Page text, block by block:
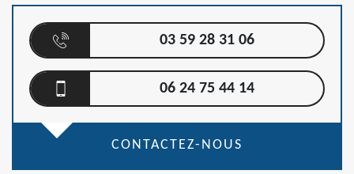
03 59 28 31 06
06 24 75 44 14
CONTACTEZ-NOUS